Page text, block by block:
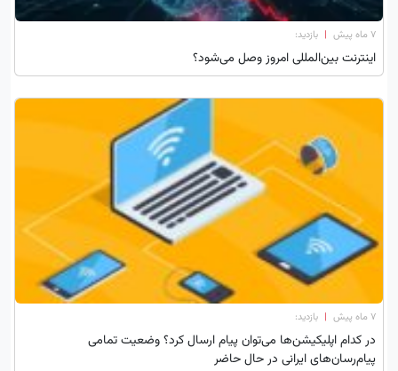
۷ ماه پیش | بازدید:
اینترنت بین‌المللی امروز وصل می‌شود؟
۷ ماه پیش | بازدید:
در کدام اپلیکیشن‌ها می‌توان پیام ارسال کرد؟ وضعیت تمامی
پیام‌رسان‌های ایرانی در حال حاضر